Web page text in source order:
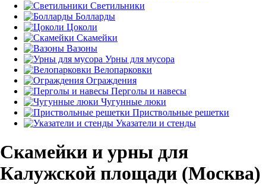
Светильники
Болларды
Цоколи
Скамейки
Вазоны
Урны для мусора
Велопарковки
Ограждения
Перголы и навесы
Чугунные люки
Приствольные решетки
Указатели и стенды
Скамейки и урны для
Калужской площади (Москва)